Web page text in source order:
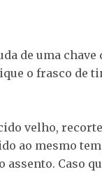
de uma
o frasco de
velho,
ao mesmo
assento. Caso